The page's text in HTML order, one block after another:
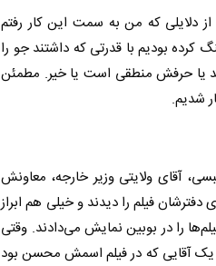
دلایلی که من به سمت این کار رفتم
بودیم با قدرتی که داشتند جو را
یا حرفش منطقی است یا خیر. مطمئن
شدیم.
آقای ولایتی وزیر خارجه، معاونش
فیلم را دیدند و خیلی هم ابراز
را در بوبین نمایش می‌دادند. وقتی
و یک آقایی که در فیلم اسمش محسن بود